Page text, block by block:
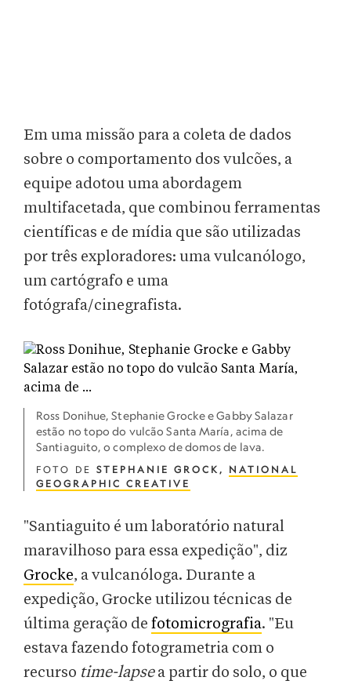
Em uma missão para a coleta de dados
sobre o comportamento dos vulcões, a
equipe adotou uma abordagem
multifacetada, que combinou ferramentas
científicas e de mídia que são utilizadas
por três exploradores: uma vulcanólogo,
um cartógrafo e uma
fotógrafa/cinegrafista.
Ross Donihue, Stephanie Grocke e Gabby Salazar
estão no topo do vulcão Santa María, acima de
Santiaguito, o complexo de domos de lava.
FOTO DE STEPHANIE GROCK, NATIONAL
GEOGRAPHIC CREATIVE
"Santiaguito é um laboratório natural
maravilhoso para essa expedição", diz
Grocke, a vulcanóloga. Durante a
expedição, Grocke utilizou técnicas de
última geração de fotomicrografia. "Eu
estava fazendo fotogrametria com o
recurso time-lapsea partir do solo, o que